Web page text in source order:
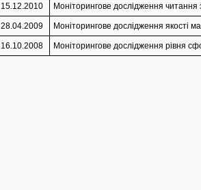
15.12.2010 Моніторингове дослідження читання
28.04.2009 Моніторингове дослідження якості
16.10.2008 Моніторингове дослідження рівня